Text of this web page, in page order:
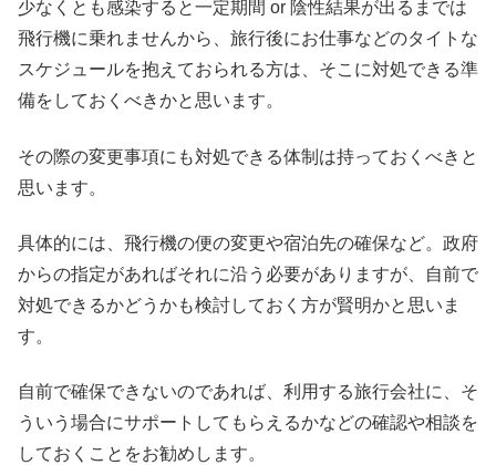
少なくとも感染すると一定期間 or 陰性結果が出るまでは
飛行機に乗れませんから、旅行後にお仕事などのタイトな
スケジュールを抱えておられる方は、そこに対処できる準
備をしておくべきかと思います。
その際の変更事項にも対処できる体制は持っておくべきと
思います。
具体的には、飛行機の便の変更や宿泊先の確保など。政府
からの指定があればそれに沿う必要がありますが、自前で
対処できるかどうかも検討しておく方が賢明かと思いま
す。
自前で確保できないのであれば、利用する旅行会社に、そ
ういう場合にサポートしてもらえるかなどの確認や相談を
しておくことをお勧めします。